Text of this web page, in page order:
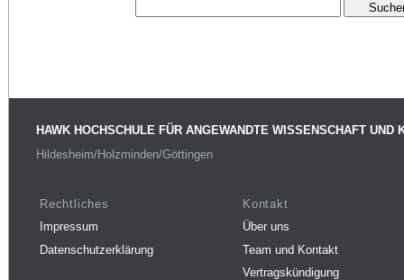
HAWK HOCHSCHULE FÜR ANGEWANDTE WISSENSCHAFT UND
Hildesheim/Holzminden/Göttingen
Rechtliches
Impressum
Datenschutzerklärung
Kontakt
Über uns
Team und Kontakt
Vertragskündigung